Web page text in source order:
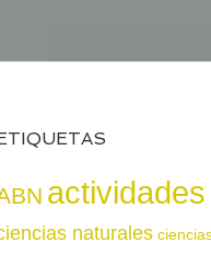
actividades
naturales